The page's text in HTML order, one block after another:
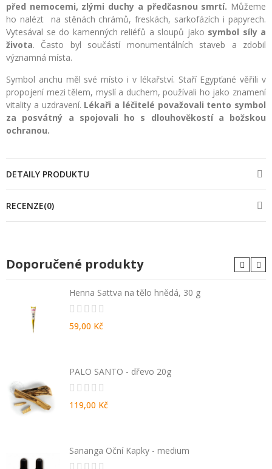
před nemocemi, zlými duchy a předčasnou smrtí. Můžeme
ho nalézt na stěnách chrámů, freskách, sarkofázích i papyrech.
Vytesával se do kamenných reliéfů a sloupů jako symbol síly a
života. Často byl součástí monumentálních staveb a zdobil
významná místa.
Symbol anchu měl své místo i v lékařství. Staří Egypťané věřili v
propojení mezi tělem, myslí a duchem, používali ho jako znamení
vitality a uzdravení. Lékaři a léčitelé považovali tento symbol
za posvátný a spojovali ho s dlouhověkostí a božskou
ochranou.
DETAILY PRODUKTU
RECENZE(0)
Doporučené produkty
Henna Sattva na tělo hnědá, 30 g
59,00 Kč
PALO SANTO - dřevo 20g
119,00 Kč
Sananga Oční Kapky - medium